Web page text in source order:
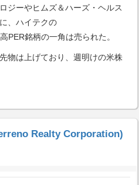
ジーやヒムズ＆ハーズ・ヘルス
、ハイテクの
PER銘柄の一角は売られた。
物は上げており、週明けの米株
Realty Corporation)